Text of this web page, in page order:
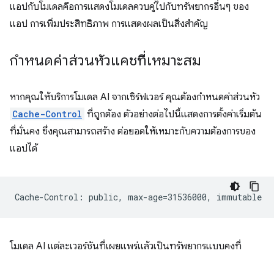
แอปกับโมเดลคือการแสดงโมเดลควบคู่ไปกับทรัพยากรอื่นๆ ของ
แอป การเพิ่มประสิทธิภาพ การแสดงผลเป็นสิ่งสำคัญ
กำหนดค่าส่วนหัวแคชที่เหมาะสม
หากคุณให้บริการโมเดล AI จากเซิร์ฟเวอร์ คุณต้องกำหนดค่าส่วนหัว
Cache-Control ที่ถูกต้อง ตัวอย่างต่อไปนี้แสดงการตั้งค่าเริ่มต้น
ที่มั่นคง ซึ่งคุณสามารถสร้าง ต่อยอดให้เหมาะกับความต้องการของ
แอปได้
โมเดล AI แต่ละเวอร์ชันที่เผยแพร่แล้วเป็นทรัพยากรแบบคงที่